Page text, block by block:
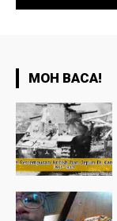
MOH BACA!